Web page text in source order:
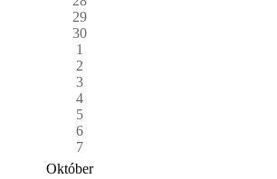
29
30
1
2
3
4
5
6
7
Október